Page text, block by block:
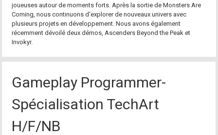
joueuses autour de moments forts. Après la sortie de Monsters Are
Coming, nous continuons d'explorer de nouveaux univers avec
plusieurs projets en développement. Nous avons également
récemment dévoilé deux démos, Ascenders Beyond the Peak et
Invokyr.
Gameplay Programmer-
Spécialisation TechArt
H/F/NB